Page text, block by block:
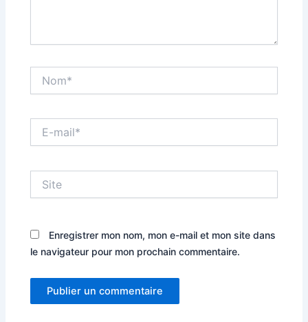
mail*
Enregistrer mon nom, mon e-mail et mon site dans
le navigateur pour mon prochain commentaire.